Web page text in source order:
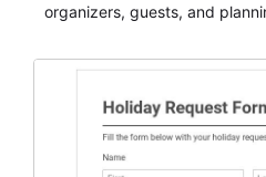
organizers, guests, and
and participant management.
student enrollment, volunteer
event intake, and
keep responses standardized
evaluate submissions,